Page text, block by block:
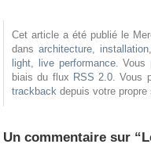
Cet article a été publié le
dans architecture, installation
light, live performance. Vous
biais du flux RSS 2.0. Vous
trackback depuis votre propre
Un commentaire sur